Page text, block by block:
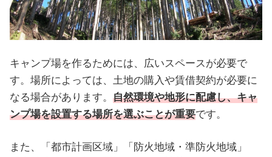
キャンプ場を作るためには、広いスペースが必要で
す。場所によっては、土地の購入や賃借契約が必要に
なる場合があります。 自然環境や地形に配慮し、キャ
ンプ場を設置する場所を選ぶことが重要です。
また、「都市計画区域」「防火地域・準防火地域」